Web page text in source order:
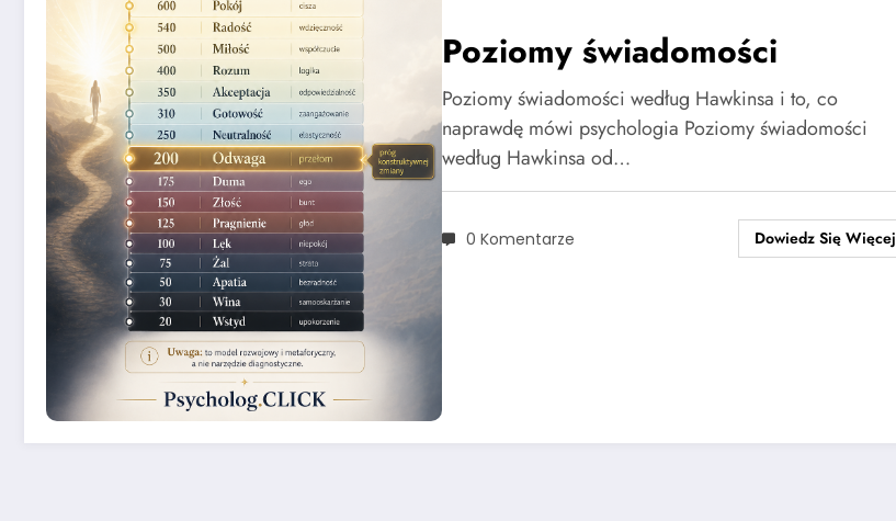
Poziomy świadomości
Poziomy świadomości według Hawkinsa i to, co
naprawdę mówi psychologia Poziomy świadomości
według Hawkinsa od…
0 Komentarze Dowiedz Się Więcej